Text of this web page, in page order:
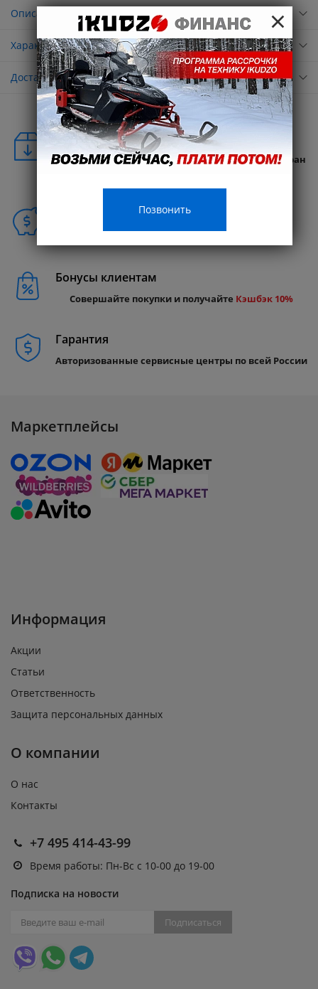
Описание
Характеристики
Доставка
Удобная доставка
Бесплатная доставка в любую точку России и стран
Способы покупки
Бонусы клиентам
Совершайте покупки и получайте Кэшбэк 10%
Гарантия
Авторизованные сервисные центры по всей России
Маркетплейсы
Информация
Акции
Статьи
Ответственность
Защита персональных данных
О компании
О нас
Контакты
+7 495 414-43-99
Время работы: Пн-Вс с 10-00 до 19-00
Подписка на новости
Подписаться
×
Позвонить